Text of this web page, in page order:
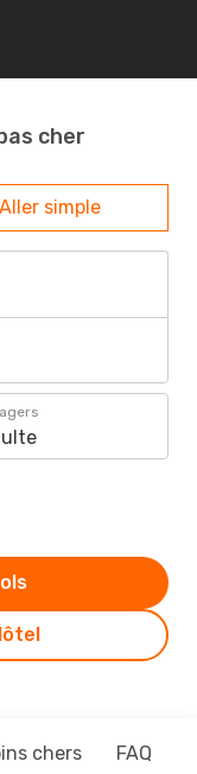
cher
Aller simple
chers FAQ